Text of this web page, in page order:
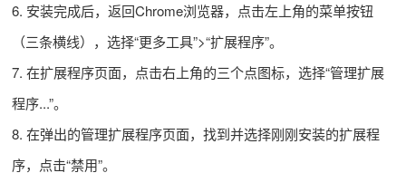
6. 安装完成后，返回Chrome浏览器，点击左上角的菜单按钮
（三条横线），选择“更多工具”>“扩展程序”。
7. 在扩展程序页面，点击右上角的三个点图标，选择“管理扩展
程序...”。
8. 在弹出的管理扩展程序页面，找到并选择刚刚安装的扩展程
序，点击“禁用”。